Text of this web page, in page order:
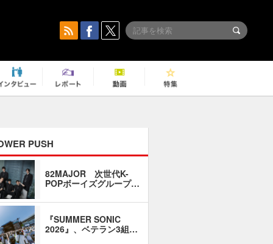
PUSH
82MAJOR 次世代K-
POPボーイズグループ…
『SUMMER SONIC
2026』、ベテラン3組…